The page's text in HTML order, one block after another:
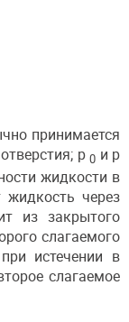
принимается
p0 и p
жидкости в
жидкость через
из закрытого
слагаемого
истечении в
слагаемое